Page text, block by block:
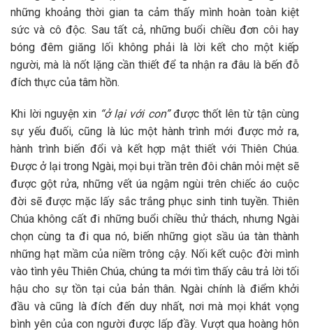
những khoảng thời gian ta cảm thấy mình hoàn toàn kiệt
sức và cô độc. Sau tất cả, những buổi chiều đơn côi hay
bóng đêm giăng lối không phải là lời kết cho một kiếp
người, mà là nốt lặng cần thiết để ta nhận ra đâu là bến đỗ
đích thực của tâm hồn.
Khi lời nguyện xin “ở lại với con”được thốt lên từ tận cùng
sự yếu đuối, cũng là lúc một hành trình mới được mở ra,
hành trình biến đổi và kết hợp mật thiết với Thiên Chúa.
Được ở lại trong Ngài, mọi bụi trần trên đôi chân mỏi mệt sẽ
được gột rửa, những vết úa ngậm ngùi trên chiếc áo cuộc
đời sẽ được mặc lấy sắc trắng phục sinh tinh tuyền. Thiên
Chúa không cất đi những buổi chiều thử thách, nhưng Ngài
chọn cùng ta đi qua nó, biến những giọt sầu úa tàn thành
những hạt mầm của niềm trông cậy. Nối kết cuộc đời mình
vào tình yêu Thiên Chúa, chúng ta mới tìm thấy câu trả lời tối
hậu cho sự tồn tại của bản thân. Ngài chính là điểm khởi
đầu và cũng là đích đến duy nhất, nơi mà mọi khát vọng
bình yên của con người được lấp đầy. Vượt qua hoàng hôn